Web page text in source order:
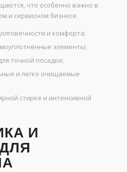
что особенно важно в
и сервисном бизнесе.
и комфорта;
элементы;
точной посадки;
и легко очищаемые
стирке и интенсивной
И